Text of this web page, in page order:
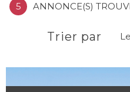
5 ANNONCE(S)
Trier par